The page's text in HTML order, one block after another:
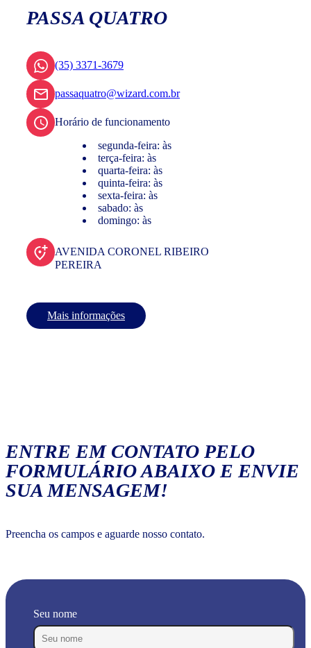
PASSA QUATRO
(35) 3371-3679
passaquatro@wizard.com.br
Horário de funcionamento
segunda-feira: às
terça-feira: às
quarta-feira: às
quinta-feira: às
sexta-feira: às
sabado: às
domingo: às
AVENIDA CORONEL RIBEIRO
PEREIRA
Mais informações
ENTRE EM CONTATO PELO
FORMULÁRIO ABAIXO E ENVIE
SUA MENSAGEM!
Preencha os campos e aguarde nosso contato.
Seu nome